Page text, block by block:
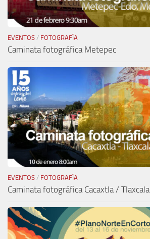
EVENTOS / FOTOGRAFÍA
Caminata fotográfica Metepec
EVENTOS / FOTOGRAFÍA
Caminata fotográfica Cacaxtla / Tlaxcala